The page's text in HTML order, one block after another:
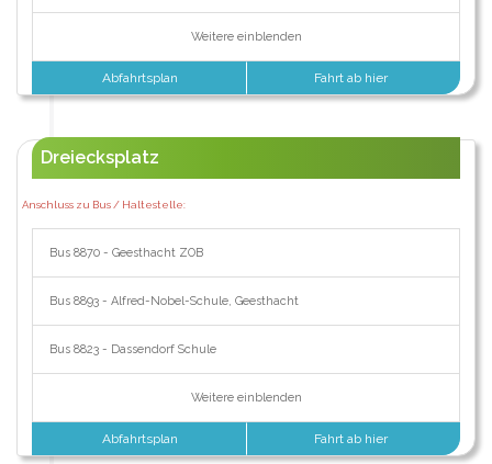
Weitere einblenden
Abfahrtsplan Fahrt ab hier
Dreiecksplatz
Anschluss zu Bus / Haltestelle:
Bus 8870 - Geesthacht ZOB
Bus 8893 - Alfred-Nobel-Schule, Geesthacht
Bus 8823 - Dassendorf Schule
Weitere einblenden
Abfahrtsplan Fahrt ab hier